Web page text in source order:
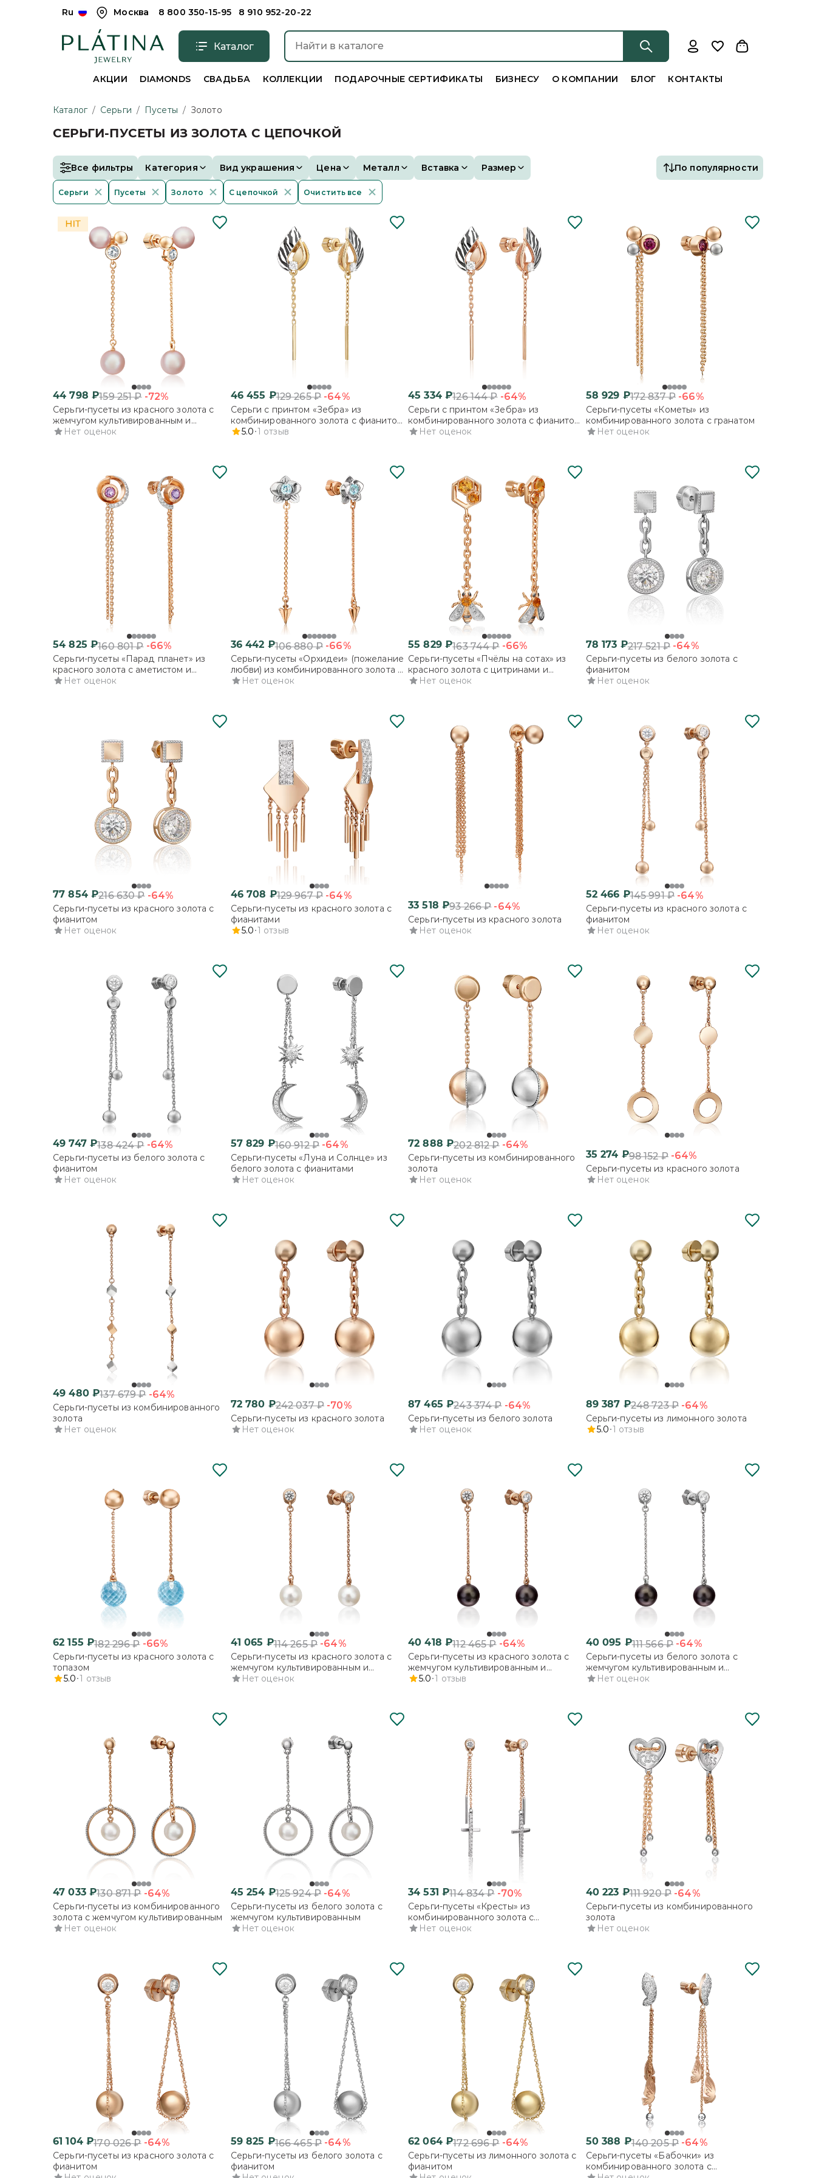
Ru Москва 8 800 350-15-95 8 910 952-20-22
Каталог
АКЦИИ DIAMONDS СВАДЬБА КОЛЛЕКЦИИ ПОДАРОЧНЫЕ СЕРТИФИКАТЫ БИЗНЕСУ О КОМПАНИИ БЛОГ КОНТАКТЫ
Каталог / Серьги / Пусеты / Золото
СЕРЬГИ-ПУСЕТЫ ИЗ ЗОЛОТА С ЦЕПОЧКОЙ
Все фильтры Категория Вид украшения Цена Металл Вставка Размер По популярности
Серьги Пусеты Золото С цепочкой Очистить все
44 798 ₽159 251₽ -72%
Серьги-пусеты из красного золота с
жемчугом культивированным и
фианитом
Нет оценок
46 455 ₽129 265₽ -64%
Серьги с принтом «Зебра» из
комбинированного золота с фианитом
и эмалью
5.0 1 отзыв
45 334₽126 144₽ -64%
Серьги с принтом «Зебра» из
комбинированного золота с фианитом
и эмалью
Нет оценок
58 929 ₽172 837₽ -66%
Серьги-пусеты «Кометы» из
комбинированного золота с гранатом
Нет оценок
54 825 ₽160 801₽ -66%
Серьги-пусеты «Парад планет» из
красного золота с аметистом и
бесцветными топазами
Нет оценок
36 442 ₽106 880₽ -66%
Серьги-пусеты «Орхидеи» (пожелание
любви) из комбинированного золота с
топазом
Нет оценок
55 829₽163 744₽ -66%
Серьги-пусеты «Пчёлы на сотах» из
красного золота с цитринами и
бесцветными топазами
Нет оценок
78 173 ₽217 521₽ -64%
Серьги-пусеты из белого золота с
фианитом
Нет оценок
77 854₽216 630₽ -64%
Серьги-пусеты из красного золота с
фианитом
Нет оценок
46 708 ₽129 967₽ -64%
Серьги-пусеты из красного золота с
фианитами
5.0 1 отзыв
33 518 ₽93 266₽ -64%
Серьги-пусеты из красного золота
Нет оценок
52 466 ₽145 991₽ -64%
Серьги-пусеты из красного золота с
фианитом
Нет оценок
49 747₽138 424₽ -64%
Серьги-пусеты из белого золота с
фианитом
Нет оценок
57 829 ₽160 912₽ -64%
Серьги-пусеты «Луна и Солнце» из
белого золота с фианитами
Нет оценок
72 888 ₽202 812₽ -64%
Серьги-пусеты из комбинированного
золота
Нет оценок
35 274 ₽98 152₽ -64%
Серьги-пусеты из красного золота
Нет оценок
49 480₽137 679₽ -64%
Серьги-пусеты из комбинированного
золота
Нет оценок
72 780 ₽242 037₽ -70%
Серьги-пусеты из красного золота
Нет оценок
87 465 ₽243 374₽ -64%
Серьги-пусеты из белого золота
Нет оценок
89 387 ₽248 723₽ -64%
Серьги-пусеты из лимонного золота
5.0 1 отзыв
62 155 ₽182 296₽ -66%
Серьги-пусеты из красного золота с
топазом
5.0 1 отзыв
41 065 ₽114 265₽ -64%
Серьги-пусеты из красного золота с
жемчугом культивированным и
фианитом
Нет оценок
40 418 ₽112 465₽ -64%
Серьги-пусеты из красного золота с
жемчугом культивированным и
фианитом
5.0 1 отзыв
40 095 ₽111 566₽ -64%
Серьги-пусеты из белого золота с
жемчугом культивированным и
фианитом
Нет оценок
47 033₽130 871₽ -64%
Серьги-пусеты из комбинированного
золота с жемчугом культивированным
Нет оценок
45 254 ₽125 924₽ -64%
Серьги-пусеты из белого золота с
жемчугом культивированным
Нет оценок
34 531 ₽114 834₽ -70%
Серьги-пусеты «Кресты» из
комбинированного золота с
фианитами
Нет оценок
40 223 ₽111 920₽ -64%
Серьги-пусеты из комбинированного
золота
Нет оценок
61 104₽170 026₽ -64%
Серьги-пусеты из красного золота с
фианитом
59 825 ₽166 465₽ -64%
Серьги-пусеты из белого золота с
фианитом
62 064₽172 696₽ -64%
Серьги-пусеты из лимонного золота с
фианитом
50 388 ₽140 205₽ -64%
Серьги-пусеты «Бабочки» из
комбинированного золота с